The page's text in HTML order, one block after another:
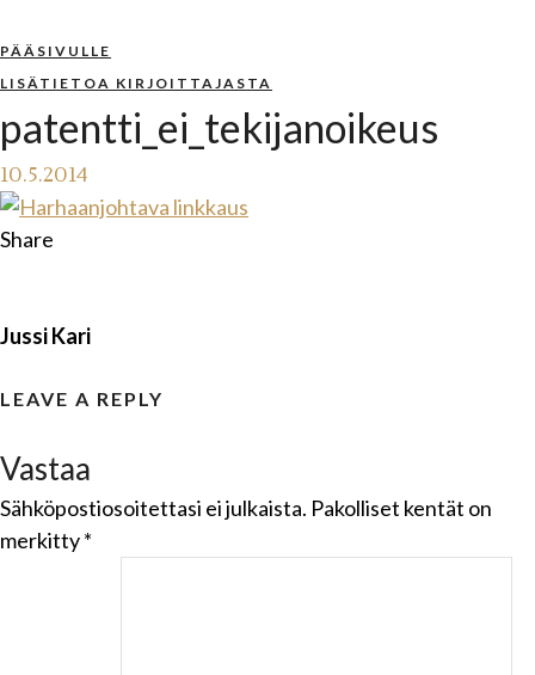
PÄÄSIVULLE
LISÄTIETOA KIRJOITTAJASTA
patentti_ei_tekijanoikeus
10.5.2014
Share
Jussi Kari
LEAVE A REPLY
Vastaa
Sähköpostiosoitettasi ei julkaista. Pakolliset kentät on
merkitty*